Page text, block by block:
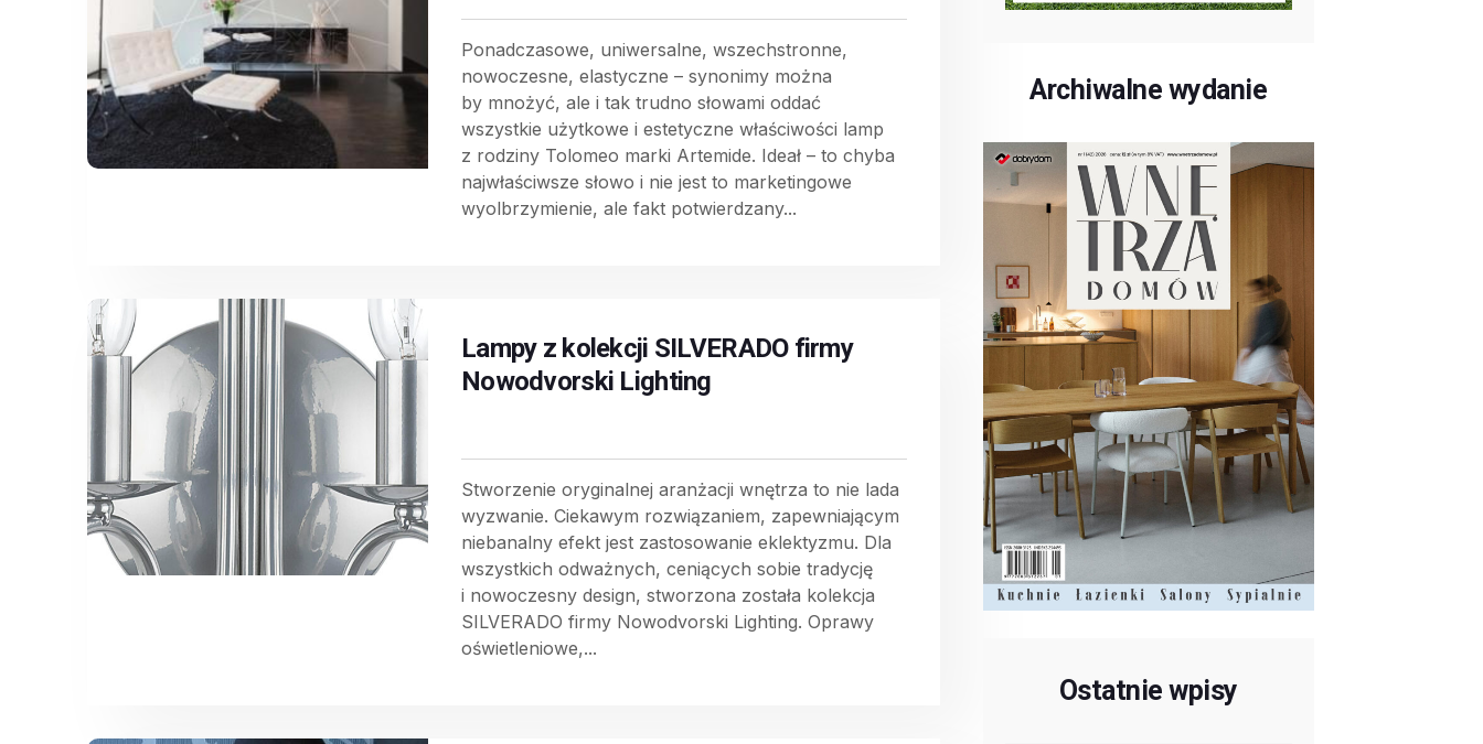
Ponadczasowe, uniwersalne, wszechstronne,
nowoczesne, elastyczne – synonimy można
by mnożyć, ale i tak trudno słowami oddać
wszystkie użytkowe i estetyczne właściwości lamp
z rodziny Tolomeo marki Artemide. Ideał – to chyba
najwłaściwsze słowo i nie jest to marketingowe
wyolbrzymienie, ale fakt potwierdzany...
Lampy z kolekcji SILVERADO firmy
Nowodvorski Lighting
Stworzenie oryginalnej aranżacji wnętrza to nie lada
wyzwanie. Ciekawym rozwiązaniem, zapewniającym
niebanalny efekt jest zastosowanie eklektyzmu. Dla
wszystkich odważnych, ceniących sobie tradycję
i nowoczesny design, stworzona została kolekcja
SILVERADO firmy Nowodvorski Lighting. Oprawy
oświetleniowe,...
Archiwalne wydanie
Ostatnie wpisy